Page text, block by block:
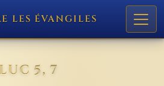
LES ÉVANGILES
LUC 5, 7